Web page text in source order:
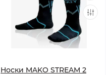
Носки MAKO STREAM 2